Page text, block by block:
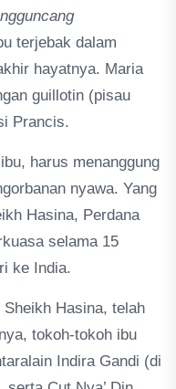
terjebak dalam
hayatnya. Maria
guillotin (pisau
Prancis.
harus menanggung
nyawa. Yang
Hasina, Perdana
selama 15
ke India.
Sheikh Hasina, telah
tokoh-tokoh ibu
Indira Gandi (di